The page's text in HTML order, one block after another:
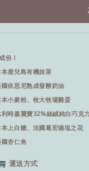
份 I
本鹿兒島有機抹茶
國依思尼熟成發酵奶油
本小麥粉、牧大牧場雞蛋
利時嘉麗寶32%絲絨純白巧克
本上白糖、法國葛宏德塩之花
國杏仁角
運送方式